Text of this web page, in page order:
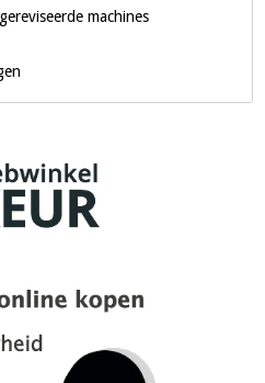
machines